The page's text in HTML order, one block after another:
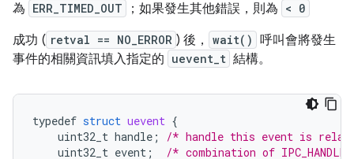
為 ERR_TIMED_OUT ；如果發生其他錯誤，則為 < 0
成功 ( retval == NO_ERROR ) 後， wait() 呼叫會將發生
事件的相關資訊填入指定的 uevent_t 結構。
typedef struct uevent {
uint32_t handle ;
/* handle this event is
uint32_t event ;
/* combination of